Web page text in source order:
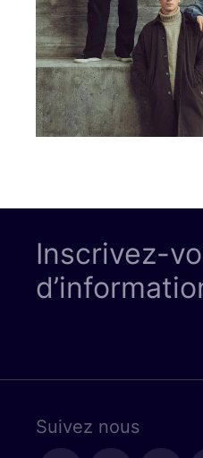
Inscrivez-
Suivez nous